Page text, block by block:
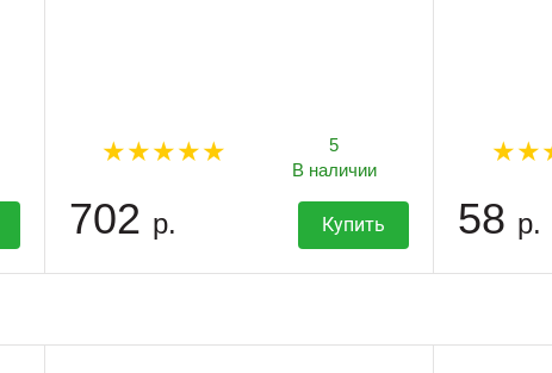
5
В наличии
702 р. Купить 58 р.